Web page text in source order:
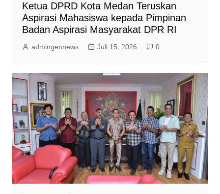
Ketua DPRD Kota Medan Teruskan
Aspirasi Mahasiswa kepada Pimpinan
Badan Aspirasi Masyarakat DPR RI
admingennews Juli 15, 2026 0